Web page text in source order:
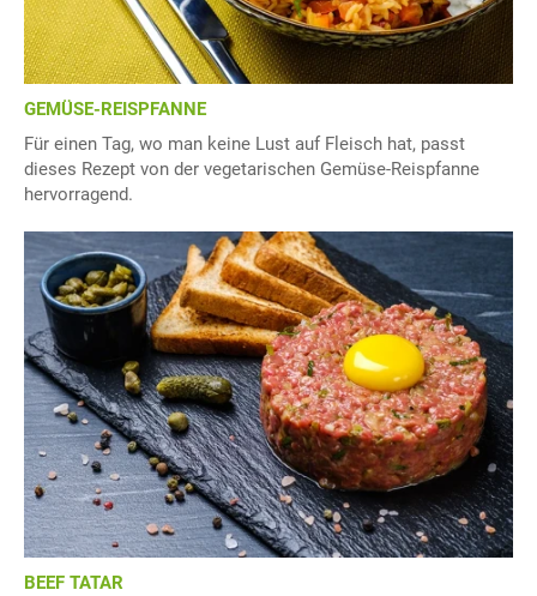
GEMÜSE-REISPFANNE
Für einen Tag, wo man keine Lust auf Fleisch hat, passt
dieses Rezept von der vegetarischen Gemüse-Reispfanne
hervorragend.
BEEF TATAR